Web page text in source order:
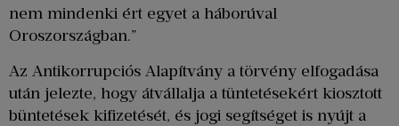
nem mindenki ért egyet a háborúval
Oroszországban.”
Az Antikorrupciós Alapítvány a törvény elfogadása
után jelezte, hogy átvállalja a tüntetésekért kiosztott
büntetések kifizetését, és jogi segítséget is nyújt a